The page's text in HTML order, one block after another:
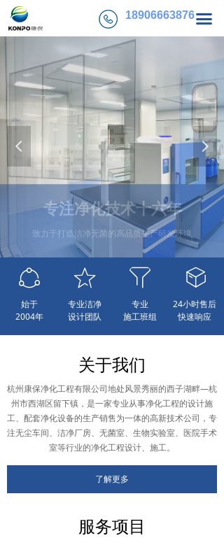
끀
首页
服务项目
工程案例
新闻动态
联系我们
18906663876
了解更多
杭州康保净化工程有限公司地处风景秀丽的西子湖畔—杭
州市西湖区留下镇，是一家专业从事净化工程的设计施
工、配套净化设备的生产销售为一体的高新技术公司，专
注无尘车间、洁净厂房、无菌室、生物实验室、医院手术
室等行业的净化工程设计、施工。
关于我们
提供设计咨询、建设实施、运行维护一站式服务
넳 넲
ꁢ ꄃ ꁒ ꁦ
始于
2004年
专业洁净
设计团队
专业
施工班组
24小时售后
快速响应
服务项目